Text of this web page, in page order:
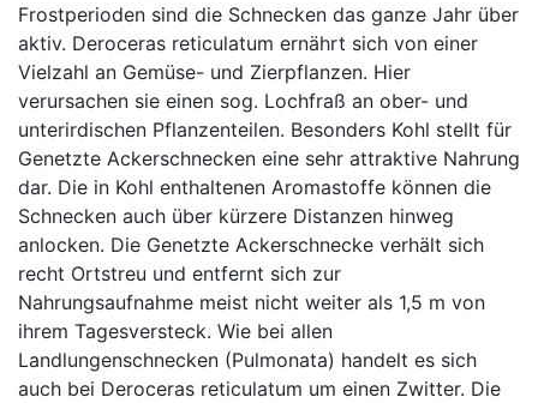
Frostperioden sind die Schnecken das ganze Jahr über
aktiv. Deroceras reticulatum ernährt sich von einer
Vielzahl an Gemüse- und Zierpflanzen. Hier
verursachen sie einen sog. Lochfraß an ober- und
unterirdischen Pflanzenteilen. Besonders Kohl stellt für
Genetzte Ackerschnecken eine sehr attraktive Nahrung
dar. Die in Kohl enthaltenen Aromastoffe können die
Schnecken auch über kürzere Distanzen hinweg
anlocken. Die Genetzte Ackerschnecke verhält sich
recht Ortstreu und entfernt sich zur
Nahrungsaufnahme meist nicht weiter als 1,5 m von
ihrem Tagesversteck. Wie bei allen
Landlungenschnecken (Pulmonata) handelt es sich
auch bei Deroceras reticulatum um einen Zwitter. Die